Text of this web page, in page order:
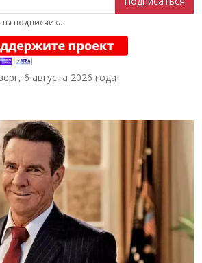
подписчика.
6 августа 2026 года